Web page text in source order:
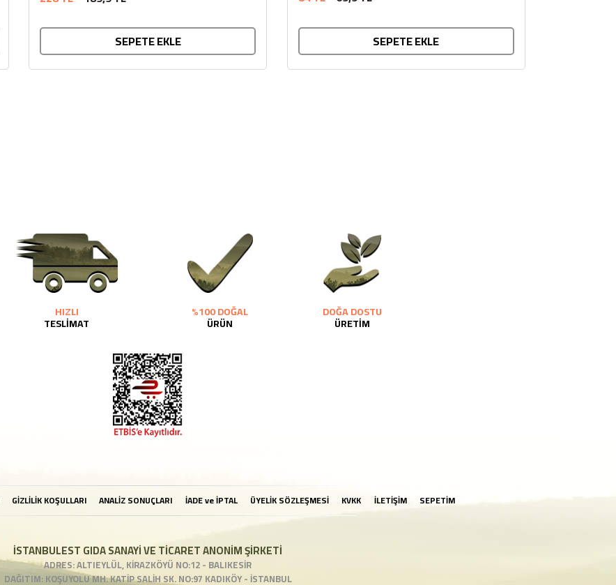
SEPETE EKLE SEPETE EKLE
HIZLI
TESLİMAT
%100 DOĞAL
ÜRÜN
DOĞA DOSTU
ÜRETİM
GİZLİLİK KOŞULLARI ANALİZ SONUÇLARI İADE ve İPTAL ÜYELİK SÖZLEŞMESİ KVKK İLETİŞİM SEPETİM
İSTANBULEST GIDA SANAYİ VE TİCARET ANONİM ŞİRKETİ
ADRES: ALTIEYLÜL, KİRAZKÖYÜ NO:12 - BALIKESİR
DAĞITIM: KOŞUYOLU MH. KATİP SALİH SK. NO:97 KADIKÖY - İSTANBUL